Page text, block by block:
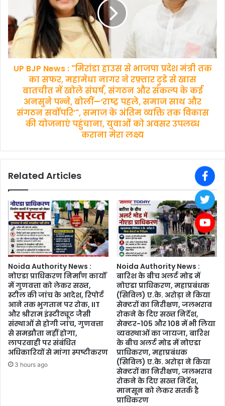
नियमों
के
उल्लंघन
के
पर
पर
सख्ती
के
संकेत,
मरीज
की
शिकायत
के
बाद
सीएमओ
ने
मांगा
जवाब,
डॉक्टरों
और
पैरामेडिकल
स्टाफ
पंजीकरण
"मिरांडा
हाउस
भाजपा
प्रदेश
मंत्री
महामेधा
टुडे
खास
में
खोले
संघर्ष,
संगठन
और
संकल्प
के
कई
अनसुने
पन्ने,
बोलीं
—‘राष्ट्र
पहले,
समाज
साथ
और
संगठन
UP BJP News : "मिरांडा हाउस से भाजपा प्रदेश मंत्री तक
का सफर, महामेधा नागर ने रफ़्तार टुडे से खास
बातचीत में खोले संघर्ष, संगठन और संकल्प के कई
अनसुने पन्ने, बोलीं—‘राष्ट्र पहले, समाज साथ और
संगठन सर्वोपरि’", समाज के अंतिम व्यक्ति तक विकास
की योजनाएं पहुंचाना, युवाओं को अवसर उपलब्ध
कराना मेरा लक्ष्य
Related Articles
Noida Authority News :
नोएडा प्राधिकरण निर्माण कार्यों
में गुणवत्ता को लेकर सख्त,
स्टील की जांच के आदेश, रिपोर्ट
आने तक भुगतान पर रोक, IIT
और श्रीराम इंस्टीट्यूट जैसी
संस्थाओं से होगी जांच, गुणवत्ता
से समझौता नहीं होगा,
लापरवाही पर संबंधित
अधिकारियों से मांगा स्पष्टीकरण
3 hours ago
Noida Authority News :
बारिश के बीच अलर्ट मोड में
नोएडा प्राधिकरण, महाप्रबंधक
(सिविल) ए.के. अरोड़ा ने किया
सेक्टरों का निरीक्षण, जलभराव
रोकने के दिए सख्त निर्देश,
सेक्टर-105 और 108 में भी लिया
व्यवस्थाओं का जायजा, बारिश
के बीच अलर्ट मोड में नोएडा
प्राधिकरण, महाप्रबंधक
(सिविल) ए.के. अरोड़ा ने किया
सेक्टरों का निरीक्षण, जलभराव
रोकने के दिए सख्त निर्देश,
मानसून को लेकर सतर्क है
प्राधिकरण